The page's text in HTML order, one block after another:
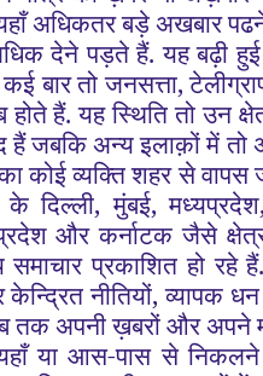
अधिकतर बड़े अखबार
देने पड़ते हैं. यह बढ़ी हुई
बार तो जनसत्ता,
होते हैं. यह स्थिति तो उन
जबकि अन्य इलाक़ों में तो
कोई व्यक्ति शहर से
दिल्ली, मुंबई,
और कर्नाटक जैसे
समाचार प्रकाशित हो
केन्द्रित नीतियों, व्यापक
तक अपनी ख़बरों और अपने
या आस-पास से निकलने